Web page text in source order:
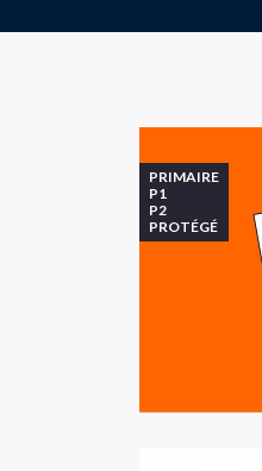
PRIMAIRE
P1
P2
PROTÉGÉ